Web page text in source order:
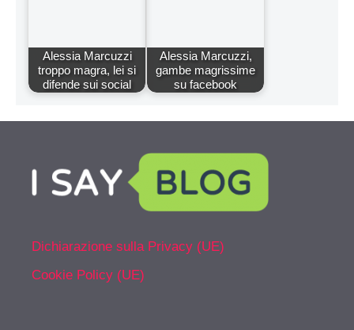
Alessia Marcuzzi
troppo magra, lei si
difende sui social
Alessia Marcuzzi,
gambe magrissime
su facebook
Dichiarazione sulla Privacy (UE)
Cookie Policy (UE)